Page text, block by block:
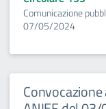
Comunicazione
07/05/2024